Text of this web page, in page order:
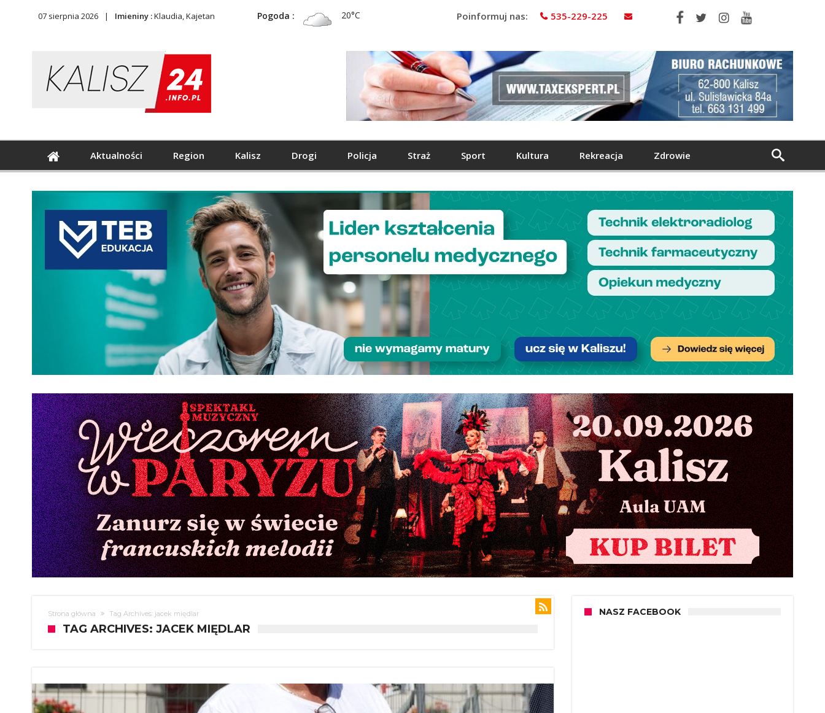
07 sierpnia 2026 Imieniny :Klaudia, Kajetan Pogoda : 20°C Poinformuj nas: 535-229-225
Aktualności Region Kalisz Drogi Policja Straż Sport Kultura Rekreacja Zdrowie
Strona główna Tag Archives: jacek międlar
TAG ARCHIVES: JACEK MIĘDLAR
NASZ FACEBOOK